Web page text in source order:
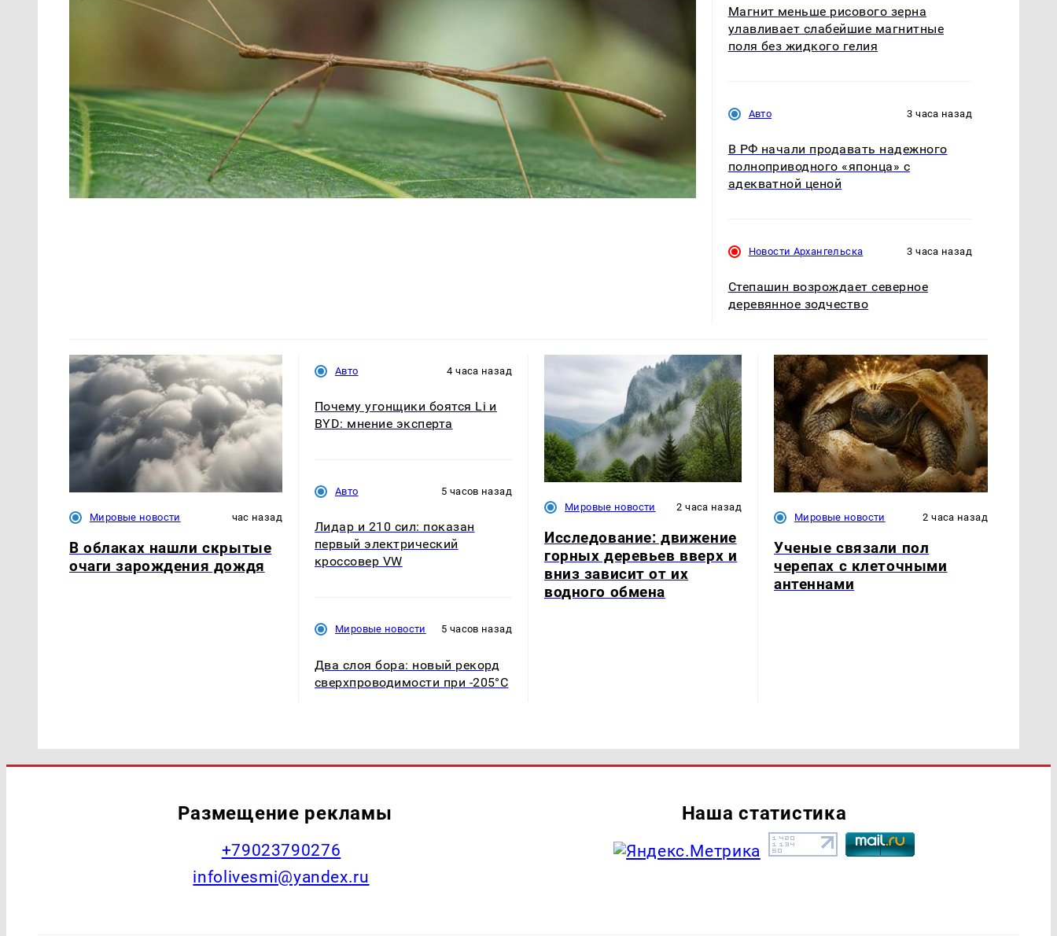
Магнит меньше рисового зерна
улавливает слабейшие магнитные
поля без жидкого гелия
Авто 3 часа назад
В РФ начали продавать надежного
полноприводного «японца» с
адекватной ценой
Новости Архангельска 3 часа назад
Степашин возрождает северное
деревянное зодчество
Мировые новости час назад
В облаках нашли скрытые
очаги зарождения дождя
Авто 4 часа назад
Почему угонщики боятся Li и
BYD: мнение эксперта
Авто 5 часов назад
Лидар и 210 сил: показан
первый электрический
кроссовер VW
Мировые новости 5 часов назад
Два слоя бора: новый рекорд
сверхпроводимости при -205°C
Мировые новости 2 часа назад
Исследование: движение
горных деревьев вверх и
вниз зависит от их
водного обмена
Мировые новости 2 часа назад
Ученые связали пол
черепах с клеточными
антеннами
Размещение рекламы
+79023790276
infolivesmi@yandex.ru
Наша статистика